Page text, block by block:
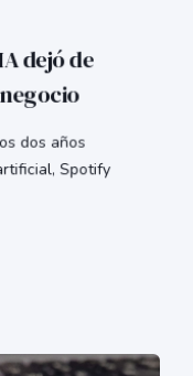
dejó de
dos años
Spotify